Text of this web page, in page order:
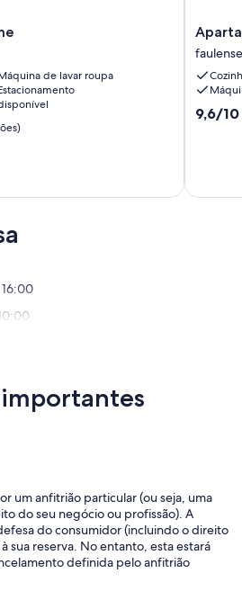
de lavar roupa
com
terraço
e
vista
para
máximo
9,6/10
um anfitrião particular (ou seja, uma
do seu negócio ou profissão). A
do consumidor (incluindo o direito
sua reserva. No entanto, esta estará
definida pelo anfitrião